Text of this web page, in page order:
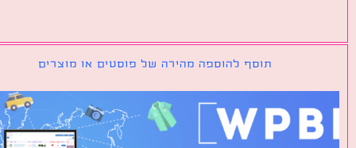
תוסף להוספה מהירה של פוסטים או מוצרים